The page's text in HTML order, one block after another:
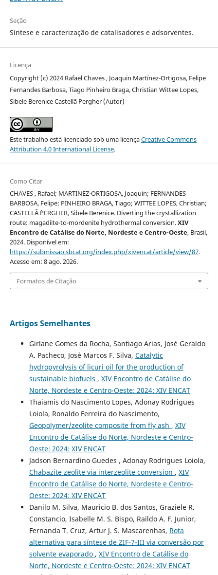
Seção
Síntese e caracterização de catalisadores e adsorventes.
Licença
Copyright (c) 2024 Rafael Chaves , Joaquin Martínez-Ortigosa, Felipe
Fernandes Barbosa, Tiago Pinheiro Braga, Christian Wittee Lopes,
Sibele Berenice Castellã Pergher (Autor)
Este trabalho está licenciado sob uma licençaCreative Commons
Attribution 4.0 International License.
Como Citar
CHAVES , Rafael; MARTINEZ-ORTIGOSA, Joaquin; FERNANDES
BARBOSA, Felipe; PINHEIRO BRAGA, Tiago; WITTEE LOPES, Christian;
CASTELLÃ `PERGHER, Sibele Berenice. Diverting the crystallization
route: magadiite-to-mordenite hydrothermal conversion.XIV
Encontro de Catálise do Norte, Nordeste e Centro-Oeste, Brasil,
2024. Disponível em:
https://submissao.sbcat.org/index.php/xivencat/article/view/87.
Acesso em: 8 ago. 2026.
Formatos de Citação
Artigos Semelhantes
Girlane Gomes da Rocha, Santiago Arias, José Geraldo
A. Pacheco, José Marcos F. Silva, Catalytic
hydropyrolysis of licuri oil for the production of
sustainable biofuels , XIV Encontro de Catálise do
Norte, Nordeste e Centro-Oeste: 2024: XIV ENCAT
Thaiamis do Nascimento Lopes, Adonay Rodrigues
Loiola, Ronaldo Ferreira do Nascimento,
Geopolymer/zeolite composite from fly ash , XIV
Encontro de Catálise do Norte, Nordeste e Centro-
Oeste: 2024: XIV ENCAT
Jadson Bernardino Guedes , Adonay Rodrigues Loiola,
Chabazite zeolite via interzeolite conversion , XIV
Encontro de Catálise do Norte, Nordeste e Centro-
Oeste: 2024: XIV ENCAT
Danilo M. Silva, Mauricio B. dos Santos, Graziele R.
Constancio, Isabelle M. S. Bispo, Raildo A. F. Junior,
Fernanda T. Cruz, Artur J. S. Mascarenhas, Rota
alternativa para síntese de ZIF-7-III via conversão por
solvente evaporado , XIV Encontro de Catálise do
Norte, Nordeste e Centro-Oeste: 2024: XIV ENCAT